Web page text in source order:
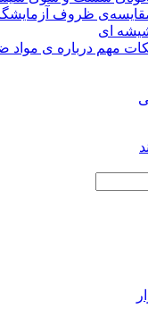
ظروف
ای
مهم درباره ی مواد